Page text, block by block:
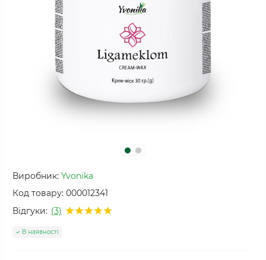
Виробник: Yvonika
Код товару: 000012341
Відгуки: (3)
В наявності